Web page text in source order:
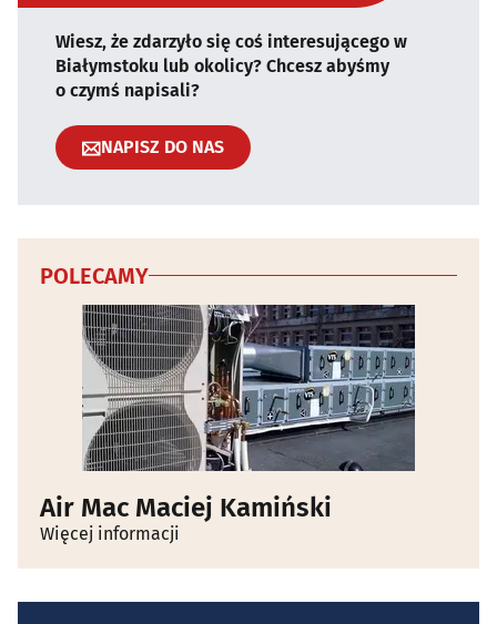
Wiesz, że zdarzyło się coś interesującego w
Białymstoku lub okolicy? Chcesz abyśmy
o czymś napisali?
NAPISZ DO NAS
POLECAMY
Air Mac Maciej Kamiński
Więcej informacji